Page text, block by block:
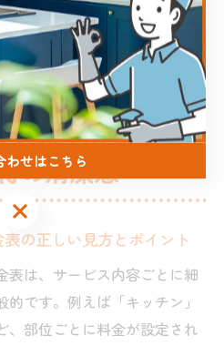
納得のいく業者選びを心がけ
知り出張サービ
の清潔感
の正しい見方とポイント
表は、サービス内容ごとに細
です。例えば「キッチン」
、部位ごとに料金が設定され
わせはこちら
わせはこちら